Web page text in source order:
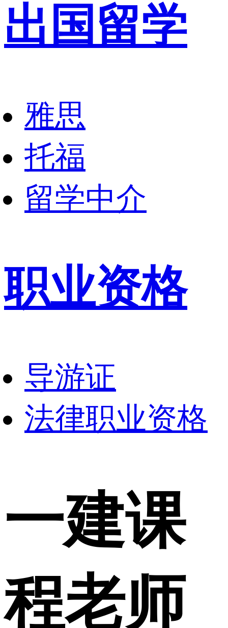
出国留学
雅思
托福
留学中介
职业资格
导游证
法律职业资格
一建课
程老师